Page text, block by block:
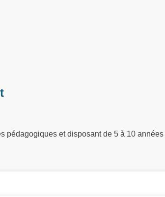
pédagogiques et disposant de 5 à 10